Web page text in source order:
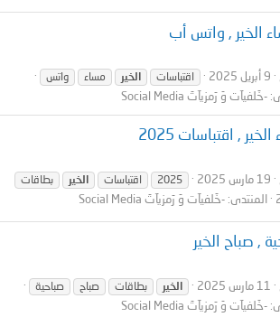
الخير , واتس أب
9 أبريل 2025 اقتباسات الخير مساء واتس
-خَلفيآت وَ رَمزيآتَ Social Media
, اقتباسات 2025
19 مارس 2025 2025 اقتباسات الخير
بطاقات
المنتدى: -خَلفيآت وَ رَمزيآتَ Social Media
, صباح الخير
11 مارس 2025 الخير بطاقات صباح صباحية
-خَلفيآت وَ رَمزيآتَ Social Media